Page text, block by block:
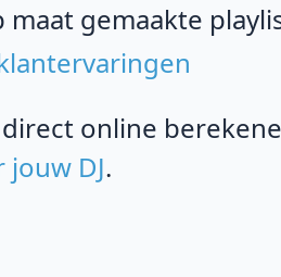
gemaakte
online
DJ.